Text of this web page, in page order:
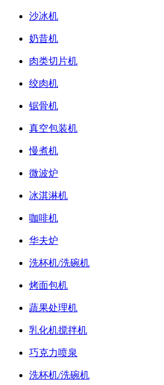
沙冰机
奶昔机
肉类切片机
绞肉机
锯骨机
真空包装机
慢煮机
微波炉
冰淇淋机
咖啡机
华夫炉
洗杯机/洗碗机
烤面包机
蔬果处理机
乳化机搅拌机
巧克力喷泉
洗杯机/洗碗机